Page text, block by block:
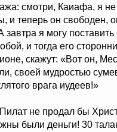
смотри, Каиафа, я
и теперь он свободен,
завтра я могу поставить
и тогда его
скажут: «Вот он,
своей мудростью
врага иудеев!»
не продал бы
были деньги! 30